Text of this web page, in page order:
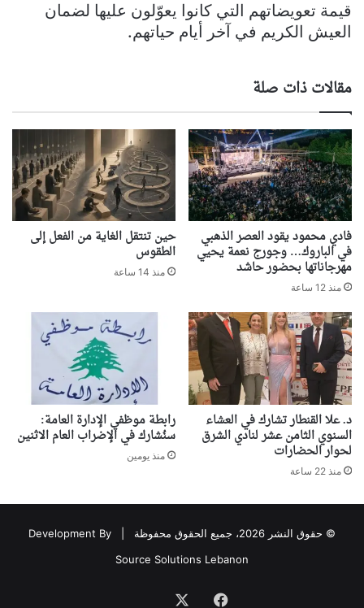
قيمة تعويضاتهم التي كانوا يعوّلون عليها لضمان
العيش الكريم في آخر أيام حياتهم.
مقالات ذات صلة
فادي محمود يقود العصر الذهبي
في الباروك… وجورج نعمة يحيي
مهرجاناتها بحضور حاشد
منذ 12 ساعة
حين تنتقل الغاية من الفعل إلى
الطقوس
منذ 14 ساعة
د. علا القنطار تشارك في العشاء
السنوي الثامن عشر لنادي الشرق
لحوار الحضارات
منذ 22 ساعة
رابطة موظفي الإدارة العامة:
سنُشارك في الإضراب العام الاثنين
منذ يومين
© حقوق النشر 2026، جميع الحقوق محفوظة |
Development By
Source Solutions Lebanon
فيسبوك